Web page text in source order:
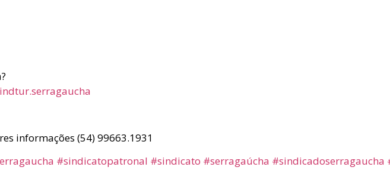
informações (54) 99663.1931
#sindicatopatronal #sindicato #serragaúcha #sindicadoserragaucha